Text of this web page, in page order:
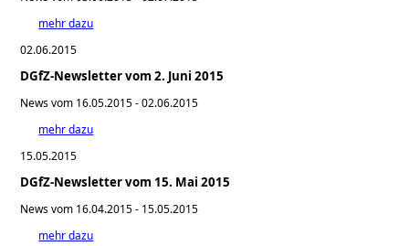
mehr dazu
02.06.2015
DGfZ-Newsletter vom 2. Juni 2015
News vom 16.05.2015 - 02.06.2015
mehr dazu
15.05.2015
DGfZ-Newsletter vom 15. Mai 2015
News vom 16.04.2015 - 15.05.2015
mehr dazu